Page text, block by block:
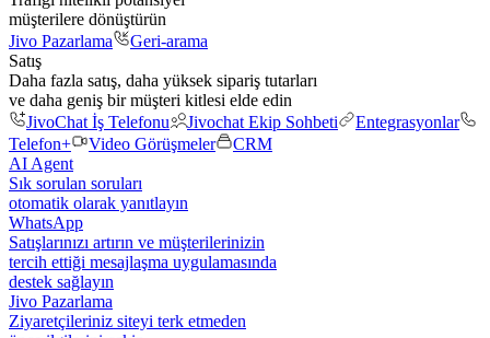
müşterilere dönüştürün
Jivo Pazarlama
Geri-arama
Satış
Daha fazla satış, daha yüksek sipariş tutarları
ve daha geniş bir müşteri kitlesi elde edin
JivoChat İş Telefonu
Jivochat Ekip Sohbeti
Entegrasyonlar
Telefon+
Video Görüşmeler
CRM
AI Agent
Sık sorulan soruları
otomatik olarak yanıtlayın
WhatsApp
Satışlarınızı artırın ve müşterilerinizin
tercih ettiği mesajlaşma uygulamasında
destek sağlayın
Jivo Pazarlama
Ziyaretçileriniz siteyi terk etmeden